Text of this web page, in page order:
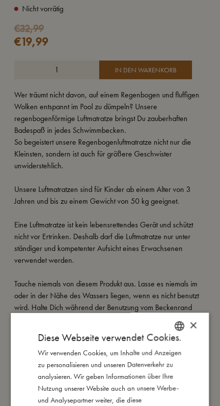
Nicht vorrätig
€32,99
Ursprünglicher
Preis
€19,99
Aktueller
Preis
IN DEN WARENKORB
Wer träumt nicht davon, auf einem Regenbogen und fluffigen
Wolken entspannt im Pool zu dümpeln? Unsere
regenbogenförmige Luftmatratze bringst Du zauberhaften
Badespaß in jedes Schwimmbecken.
So begeistert unsere Regenbogenluftmatratze nicht nur die
Kleinsten, sondern ist auch für größere Geschwister
unwiderstehlich.
Unsere Luftmatratzen sind für Kinder ab einem Alter von 3
Jahren und bis zu einem Gewicht von 50 kg geeignet.
Eine Luftmatratze ist kein lebensrettendes Gerät und schützt
nicht vor Ertrinken. Deshalb darf die Luftmatratze nur unter
ständiger und kompetenter Aufsicht eines Erwachsenen
verwendet werden.
Tauche niemals von diesem Produkt aus. Lasse es niemals im
oder in der Nähe des Wassers liegen, wenn es nicht benutzt
wird. Halte Dich während der Benutzung vom Beckenrand
oder anderen Hindernissen fern. Verwende das Produkt nicht
bei Wind oder in Gewässern mit starker Strömung.
Unsere Luftmatratzen sind sorgfältig getestet, gemäß der EU-
Richtlinie
EN-71 zugelassen und tragen die CE-Kennzeichnung.
DANISH
ENGLISH
GERMAN
×
Diese Webseite verwendet Cookies.
Wir verwenden Cookies, um Inhalte und Anzeigen
zu personalisieren und unseren Datenverkehr zu
analysieren. Wir geben Informationen über Ihre
Nutzung unserer Website auch an unsere Werbe-
und Analysepartner weiter, die diese